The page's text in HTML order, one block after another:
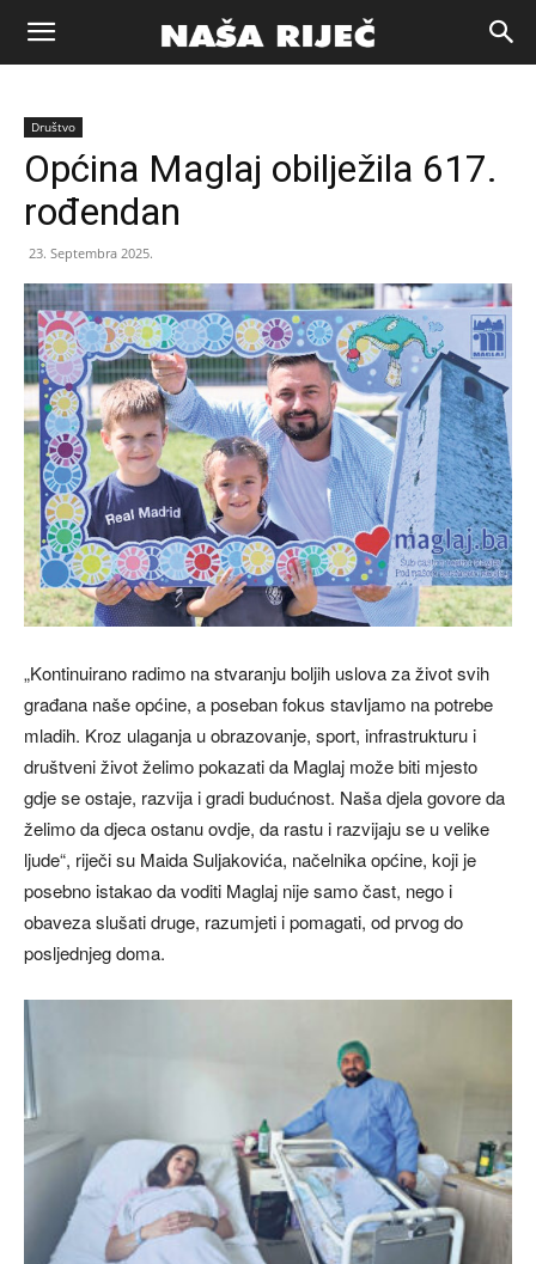
Naša
riječ
Društvo
Općina Maglaj obilježila 617.
rođendan
23. Septembra 2025.
„Kontinuirano radimo na stvaranju boljih uslova za život svih
građana naše općine, a poseban fokus stavljamo na potrebe
mladih. Kroz ulaganja u obrazovanje, sport, infrastrukturu i
društveni život želimo pokazati da Maglaj može biti mjesto
gdje se ostaje, razvija i gradi budućnost. Naša djela govore da
želimo da djeca ostanu ovdje, da rastu i razvijaju se u velike
ljude“, riječi su Maida Suljakovića, načelnika općine, koji je
posebno istakao da voditi Maglaj nije samo čast, nego i
obaveza slušati druge, razumjeti i pomagati, od prvog do
posljednjeg doma.